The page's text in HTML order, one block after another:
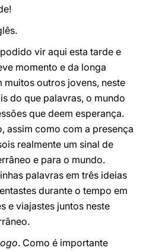
vir aqui esta tarde e
momento e da longa
outros jovens, neste
do que palavras, o mundo
que deem esperança.
assim como com a presença
realmente um sinal de
e para o mundo.
palavras em três ideias
durante o tempo em
e viajastes juntos neste
. Como é importante